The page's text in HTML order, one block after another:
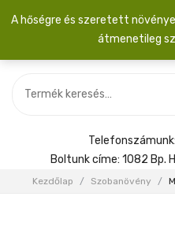
SZOBANÖVÉNY
KIEGÉSZÍTŐK
Telefonszámunk:
Boltunk címe: 1082 Bp.
Kezdőlap / Szobanövény /
A hőségre és szeretett
átmenetileg